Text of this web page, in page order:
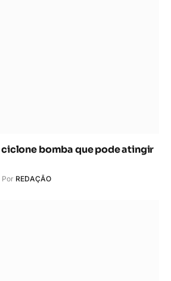
ciclone bomba que pode atingir
Por REDAÇÃO